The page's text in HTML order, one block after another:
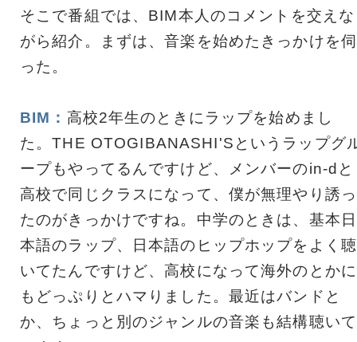
そこで番組では、BIM本人のコメントを交えな
がら紹介。まずは、音楽を始めたきっかけを伺
った。
BIM： 高校2年生のときにラップを始めまし
た。THE OTOGIBANASHI'Sというラップグ
ープもやってるんですけど、メンバーのin-dと
高校で同じクラスになって、僕が無理やり誘っ
たのがきっかけですね。中学のときは、基本日
本語のラップ、日本語のヒップホップをよく聴
いてたんですけど、高校になって海外のとかに
もどっぷりとハマりました。最近はバンドと
か、ちょっと別のジャンルの音楽も結構聴いて